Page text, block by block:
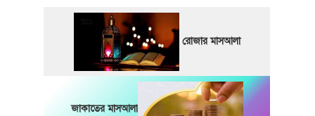
রোজার মাসআলা
জাকাতের মাসআলা